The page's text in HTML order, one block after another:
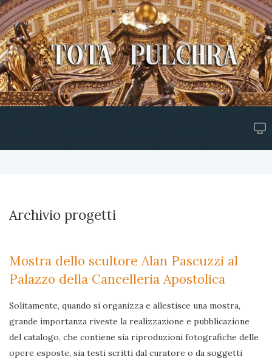
Archivio progetti
Mostra dello scultore Alan Pascuzzi al
Palazzo della Cancelleria Apostolica
Solitamente, quando si organizza e allestisce una mostra,
grande importanza riveste la realizzazione e pubblicazione
del catalogo, che contiene sia riproduzioni fotografiche delle
opere esposte, sia testi scritti dal curatore o da soggetti